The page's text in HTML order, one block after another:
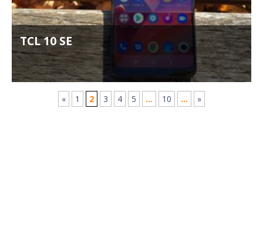
TCL 10 SE
« 1 2 3 4 5 ... 10 ... »